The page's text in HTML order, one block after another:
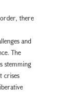
there
and
The
stemming
crises